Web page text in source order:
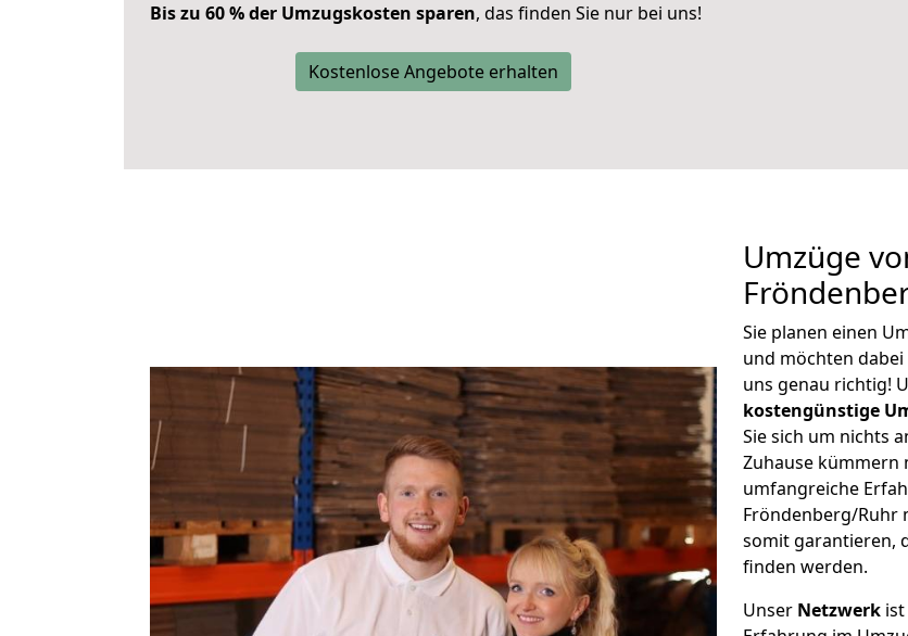
Bis zu 60 % der Umzugskosten sparen, das finden Sie nur bei uns!
Kostenlose Angebote erhalten
Umzüge
Sie planen einen
und möchten
uns genau richtig!
kostengünstige
Sie sich um nichts
Zuhause kümmern
umfangreiche
Fröndenberg/Ruhr
somit garantieren,
finden werden.
Unser Netzwerk